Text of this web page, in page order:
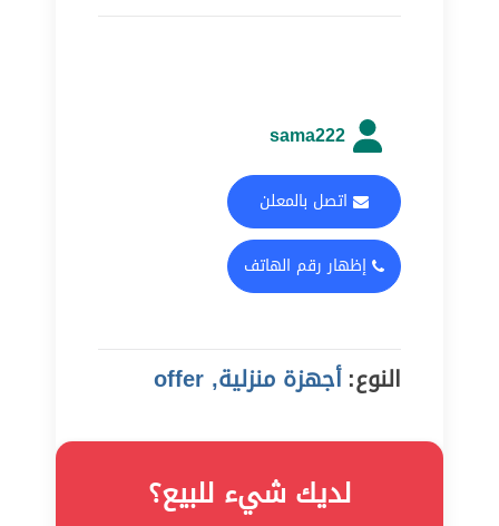
sama222
اتصل بالمعلن
إظهار رقم الهاتف
النوع:أجهزة منزلية, offer
لديك شيء للبيع؟